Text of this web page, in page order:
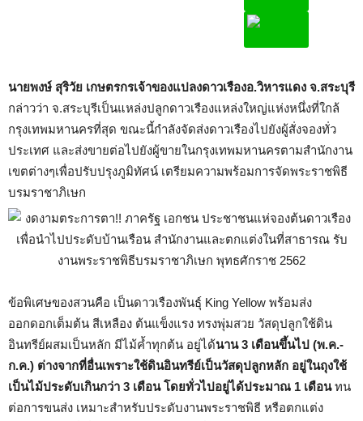
นายพงษ์ สุริวัย เกษตรกรเจ้าของแปลงดาวเรืองอ.วิหารแดง จ.สระบุรี
กล่าวว่า จ.สระบุรีเป็นแหล่งปลูกดาวเรืองแหล่งใหญ่แห่งหนึ่งที่ใกล้
กรุงเทพมหานครที่สุด ขณะนี้กำลังจัดส่งดาวเรืองไปยังผู้สั่งจองทั่ว
ประเทศ และส่งขายต่อไปยังผู้ขายในกรุงเทพมหานครตามสำนักงาน
เขตต่างๆเพื่อปรับปรุงภูมิทัศน์ เตรียมความพร้อมการจัดพระราชพิธี
บรมราชาภิเษก
ข้อพิเศษของสวนคือ เป็นดาวเรืองพันธุ์ King Yellow พร้อมส่ง
ออกดอกเต็มต้น สีเหลือง ต้นแข็งแรง ทรงพุ่มสวย วัสดุปลูกใช้ดิน
อินทรีย์ผสมเป็นหลัก มีไม้ค้ำทุกต้น อยู่ได้นาน 3 เดือนขึ้นไป (พ.ค.-
ก.ค.) ต่างจากที่อื่นเพราะใช้ดินอินทรีย์เป็นวัสดุปลูกหลัก อยู่ในถุงใช้
เป็นไม้ประดับเกินกว่า 3 เดือน โดยทั่วไปอยู่ได้ประมาณ 1 เดือนทน
ต่อการขนส่ง เหมาะสำหรับประดับงานพระราชพิธี หรือตกแต่ง